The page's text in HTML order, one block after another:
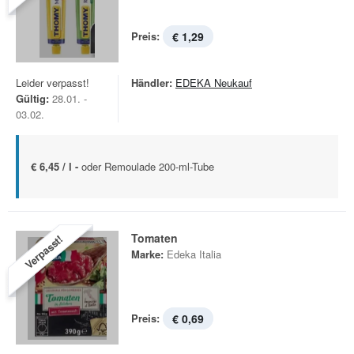
Preis: € 1,29
Leider verpasst!
Gültig: 28.01. -
03.02.
Händler: EDEKA Neukauf
€ 6,45 / l - oder Remoulade 200-ml-Tube
Verpasst! Tomaten
Marke: Edeka Italia
Preis: € 0,69